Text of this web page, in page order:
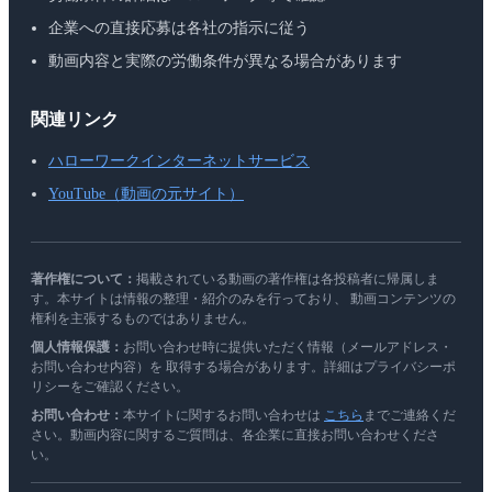
企業への直接応募は各社の指示に従う
動画内容と実際の労働条件が異なる場合があります
関連リンク
ハローワークインターネットサービス
YouTube（動画の元サイト）
著作権について： 掲載されている動画の著作権は各投稿者に帰属しま
す。本サイトは情報の整理・紹介のみを行っており、 動画コンテンツの
権利を主張するものではありません。
個人情報保護： お問い合わせ時に提供いただく情報（メールアドレス・
お問い合わせ内容）を 取得する場合があります。詳細はプライバシーポ
リシーをご確認ください。
お問い合わせ： 本サイトに関するお問い合わせは こちら までご連絡くだ
さい。動画内容に関するご質問は、各企業に直接お問い合わせくださ
い。